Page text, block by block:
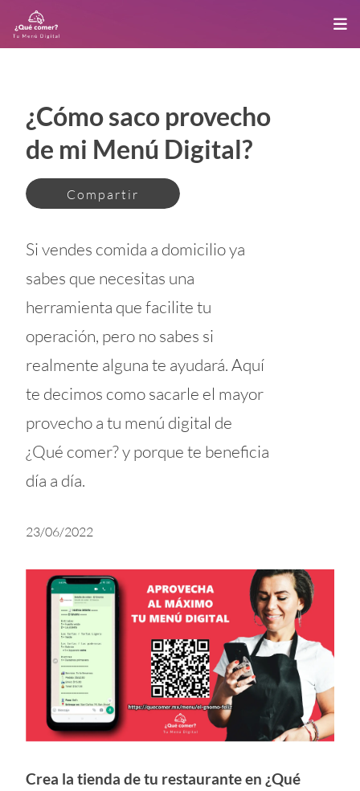
¿Cómo saco provecho
de mi Menú Digital?
Compartir
Si vendes comida a domicilio ya
sabes que necesitas una
herramienta que facilite tu
operación, pero no sabes si
realmente alguna te ayudará. Aquí
te decimos como sacarle el mayor
provecho a tu menú digital de
¿Qué comer? y porque te beneficia
día a día.
23/06/2022
Crea la tienda de tu restaurante en ¿Qué